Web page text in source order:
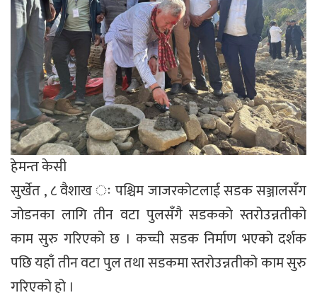
हेमन्त केसी
सुर्खेत , ८ वैशाख ः पश्चिम जाजरकोटलाई सडक सञ्जालसँग
जोडनका लागि तीन वटा पुलसँगै सडकको स्तरोउन्नतीको
काम सुरु गरिएको छ । कच्ची सडक निर्माण भएको दर्शक
पछि यहाँ तीन वटा पुल तथा सडकमा स्तरोउन्नतीको काम सुरु
गरिएको हो ।